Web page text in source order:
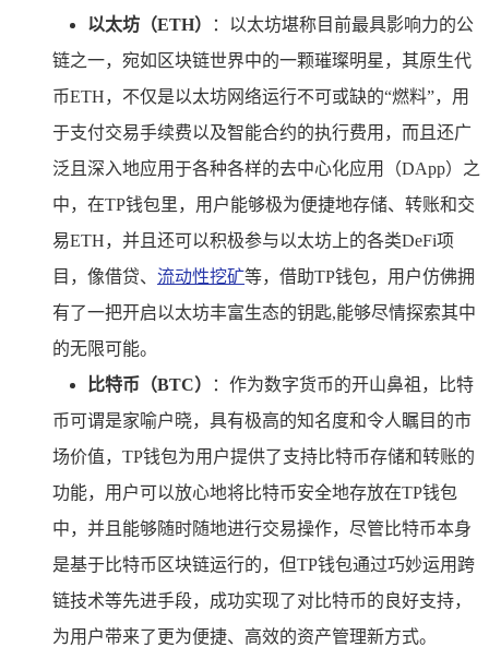
以太坊（ETH）
：以太坊堪称目前最具影响力的公
链之一，宛如区块链世界中的一颗璀璨明星，其原生代
币ETH，不仅是以太坊网络运行不可或缺的“燃料”，用
于支付交易手续费以及智能合约的执行费用，而且还广
泛且深入地应用于各种各样的去中心化应用（DApp）之
中，在TP钱包里，用户能够极为便捷地存储、转账和交
易ETH，并且还可以积极参与以太坊上的各类DeFi项
目，像借贷、 流动性挖矿等，借助TP钱包，用户仿佛拥
有了一把开启以太坊丰富生态的钥匙,能够尽情探索其中
的无限可能。
比特币（BTC）
：作为数字货币的开山鼻祖，比特
币可谓是家喻户晓，具有极高的知名度和令人瞩目的市
场价值，TP钱包为用户提供了支持比特币存储和转账的
功能，用户可以放心地将比特币安全地存放在TP钱包
中，并且能够随时随地进行交易操作，尽管比特币本身
是基于比特币区块链运行的，但TP钱包通过巧妙运用跨
链技术等先进手段，成功实现了对比特币的良好支持，
为用户带来了更为便捷、高效的资产管理新方式。